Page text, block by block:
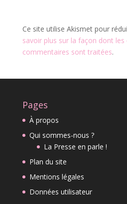
Ce site utilise Akismet pour
savoir plus sur la façon dont les
commentaires sont traitées.
Pages
À propos
Qui sommes-nous ?
La Presse en parle !
Plan du site
Mentions légales
Données utilisateur